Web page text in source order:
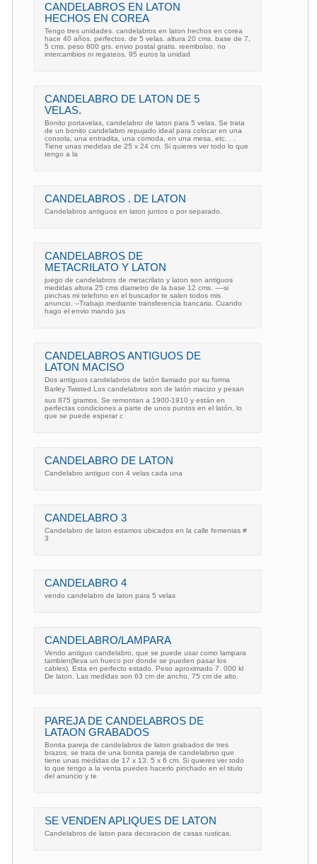
CANDELABROS EN LATON
HECHOS EN COREA
Tengo tres unidades. candelabros en laton hechos en corea
hace 40 años. perfectos. de 5 velas. altura 20 cms. base de 7,
5 cms. peso 800 grs. envio postal gratis. reembolso. no
intercambios ni regateos. 95 euros la unidad
CANDELABRO DE LATON DE 5
VELAS.
Bonito portavelas, candelabro de laton para 5 velas. Se trata
de un bonito candelabro repujado ideal para colocar en una
consola, una entradita, una comoda, en una mesa, etc. . .
Tiene unas medidas de 25 x 24 cm. Si quieres ver todo lo que
tengo a la
CANDELABROS . DE LATON
Candelabros antiguos en laton juntos o por separado.
CANDELABROS DE
METACRILATO Y LATON
juego de candelabros de metacrilato y laton son antiguos
medidas altura 25 cms diametro de la base 12 cms. ----si
pinchas mi telefono en el buscador te salen todos mis
anuncio. --Trabajo mediante transferencia bancaria. Cuando
hago el envio mando jus
CANDELABROS ANTIGUOS DE
LATON MACISO
Dos antiguos candelabros de latón llamado por su forma
Barley Twisted Los candelabros son de latón macizo y pesan
sus 875 gramos. Se remontan a 1900-1910 y están en
perfectas condiciones a parte de unos puntos en el latón, lo
que se puede esperar c
CANDELABRO DE LATON
Candelabro antiguo con 4 velas cada una
CANDELABRO 3
Candelabro de laton estamos ubicados en la calle femenias #
3
CANDELABRO 4
vendo candelabro de laton para 5 velas
CANDELABRO/LAMPARA
Vendo antiguo candelabro, que se puede usar como lampara
tambien(lleva un hueco por donde se pueden pasar los
cables). Esta en perfecto estado. Peso aproximado 7. 000 kl
De laton. Las medidas son 63 cm de ancho, 75 cm de alto.
PAREJA DE CANDELABROS DE
LATAON GRABADOS
Bonita pareja de candelabros de laton grabados de tres
brazos. se trata de una bonita pareja de candelabrso que
tiene unas medidas de 17 x 13. 5 x 6 cm. Si quieres ver todo
lo que tengo a la venta puedes hacerlo pinchado en el titulo
del anuncio y te
SE VENDEN APLIQUES DE LATON
Candelabros de laton para decoracion de casas rusticas.